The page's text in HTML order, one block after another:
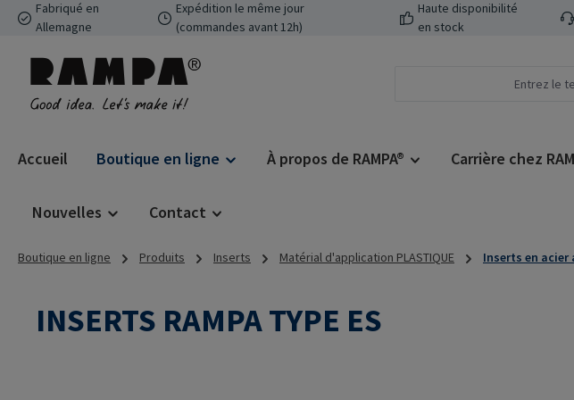
au contenu principal
Passer à la recherche
Passer à la navigation principale
Fabriqué en
Allemagne
Expédition le même jour
(commandes avant 12h)
Haute disponibilité
en stock
Accueil Boutique en ligne À propos de RAMPA® Carrière chez
Nouvelles Contact
Boutique en ligne Produits Inserts Matérial d'application PLASTIQUE Inserts en acier
INSERTS RAMPA TYPE ES